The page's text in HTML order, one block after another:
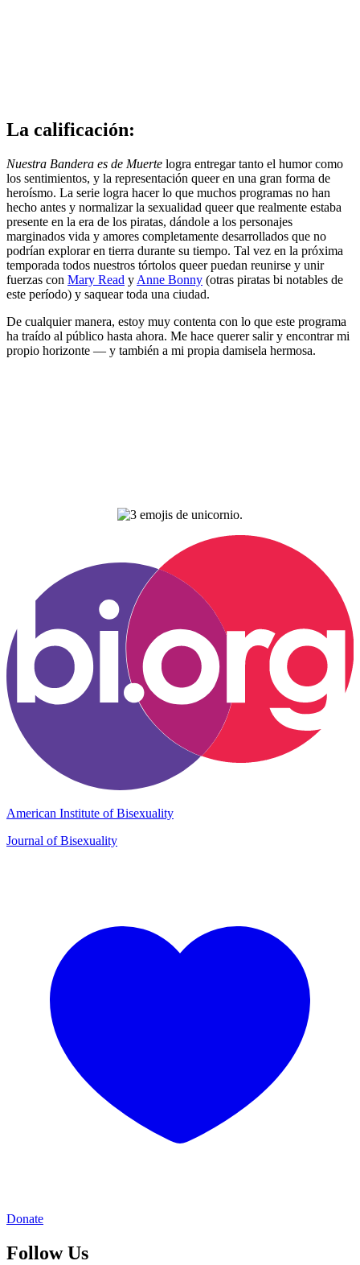
La calificación:
Nuestra Bandera es de Muerte logra entregar tanto el humor como
los sentimientos, y la representación queer en una gran forma de
heroísmo. La serie logra hacer lo que muchos programas no han
hecho antes y normalizar la sexualidad queer que realmente estaba
presente en la era de los piratas, dándole a los personajes
marginados vida y amores completamente desarrollados que no
podrían explorar en tierra durante su tiempo. Tal vez en la próxima
temporada todos nuestros tórtolos queer puedan reunirse y unir
fuerzas con Mary Read y Anne Bonny (otras piratas bi notables de
este período) y saquear toda una ciudad.
De cualquier manera, estoy muy contenta con lo que este programa
ha traído al público hasta ahora. Me hace querer salir y encontrar mi
propio horizonte — y también a mi propia damisela hermosa.
American Institute of Bisexuality
Journal of Bisexuality
Donate
Follow Us